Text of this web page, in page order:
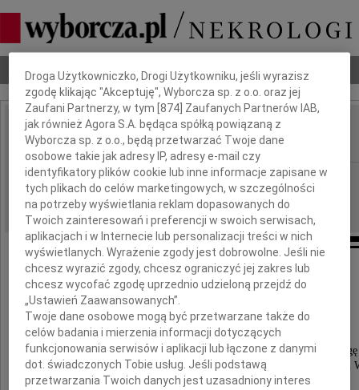
Nekrologi Odeszli Poradnik pogrzebowy
IMIĘ I NAZWISKO: Wojciech Majchrzak
REGION: Poznań
DATA EMISJI: 22.05.2013
"Kochał bardzo ludzi i zwierzęta...
Dnia 19 maja 2013 roku przeszedł na jaśniejszą
wspaniały i oddany Przyjaciel, nasz ukochany Brat i
Dbamy o Twoją prywatność
Droga Użytkowniczko, Drogi Użytkowniku, jeśli wyrazisz
zgodę klikając "Akceptuję", Wyborcza sp. z o.o. oraz jej
Zaufani Partnerzy, w tym [874 ] Zaufanych Partnerów IAB,
jak również Agora S.A. będąca spółką powiązaną z
Wyborcza sp. z o.o., będą przetwarzać Twoje dane
osobowe takie jak adresy IP, adresy e-mail czy
identyfikatory plików cookie lub inne informacje zapisane w
tych plikach do celów marketingowych, w szczególności
na potrzeby wyświetlania reklam dopasowanych do
Twoich zainteresowań i preferencji w swoich serwisach,
aplikacjach i w Internecie lub personalizacji treści w nich
wyświetlanych. Wyrażenie zgody jest dobrowolne. Jeśli nie
chcesz wyrazić zgody, chcesz ograniczyć jej zakres lub
chcesz wycofać zgodę uprzednio udzieloną przejdź do
„Ustawień Zaawansowanych”.
Twoje dane osobowe mogą być przetwarzane także do
celów badania i mierzenia informacji dotyczących
funkcjonowania serwisów i aplikacji lub łączone z danymi
dot. świadczonych Tobie usług. Jeśli podstawą
przetwarzania Twoich danych jest uzasadniony interes